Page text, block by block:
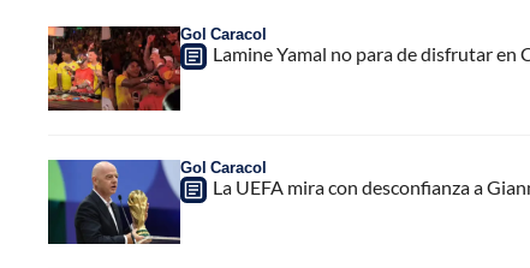
Gol Caracol
Lamine Yamal no para de disfrutar
Gol Caracol
La UEFA mira con desconfianza a